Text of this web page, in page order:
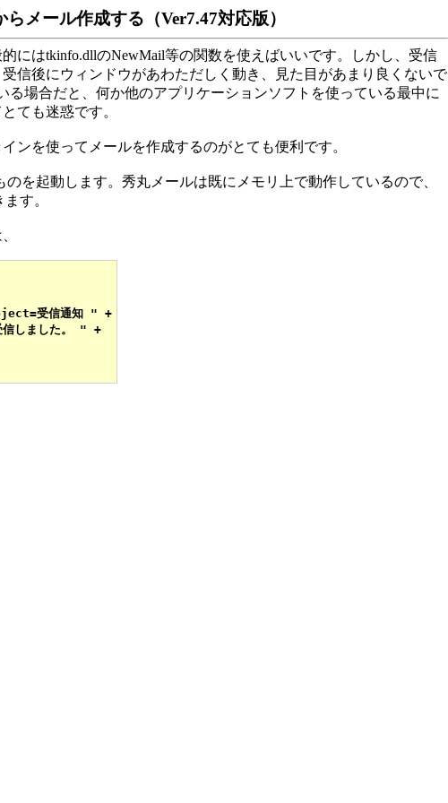
メール作成する（Ver7.47対応版）
にはtkinfo.dllのNewMail等の関数を使えばいいです。しかし、受信
信後にウィンドウがあわただしく動き、見た目があまり良くないで
場合だと、何か他のアプリケーションソフトを使っている最中に
ても迷惑です。
を使ってメールを作成するのがとても便利です。
を起動します。秀丸メールは既にメモリ上で動作しているので、
す。
受信通知 " +
しました。 " +